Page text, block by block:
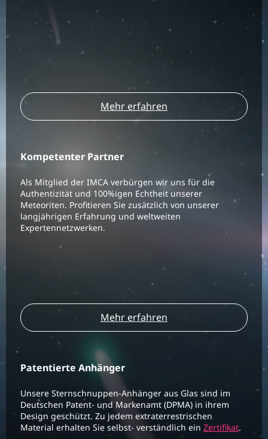
Mehr erfahren
Kompetenter Partner
Als Mitglied der IMCA verbürgen wir uns für die
Authentizität und 100%igen Echtheit unserer
Meteoriten. Profitieren Sie zusätzlich von unserer
langjährigen Erfahrung und weltweiten
Expertennetzwerken.
Mehr erfahren
Patentierte Anhänger
Unsere Sternschnuppen-Anhänger aus Glas sind im
Deutschen Patent- und Markenamt (DPMA) in ihrem
Design geschützt. Zu jedem extraterrestrischen
Material erhalten Sie selbst- verständlich ein Zertifikat.